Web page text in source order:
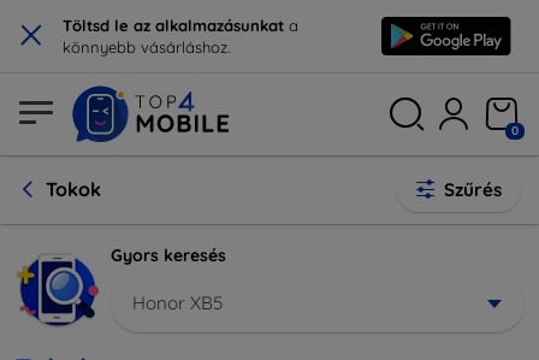
× Töltsd le az alkalmazásunkat a
könnyebb vásárláshoz.
0
Tokok Szűrés
Gyors keresés
Honor XB5